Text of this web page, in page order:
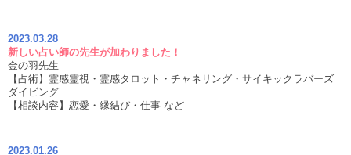
2023.03.28
新しい占い師の先生が加わりました！
金の羽先生
【占術】霊感霊視・霊感タロット・チャネリング・サイキックラバーズ
ダイビング
【相談内容】恋愛・縁結び・仕事 など
2023.01.26